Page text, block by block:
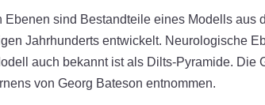
Ebenen sind Bestandteile eines Modells aus
Jahrhunderts entwickelt. Neurologische
auch bekannt ist als Dilts-Pyramide. Die
von Georg Bateson entnommen.